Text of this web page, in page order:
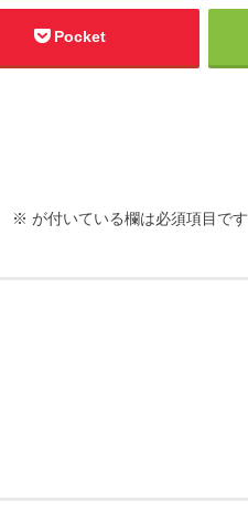
Pocket
※ が付いている欄は必須項目です